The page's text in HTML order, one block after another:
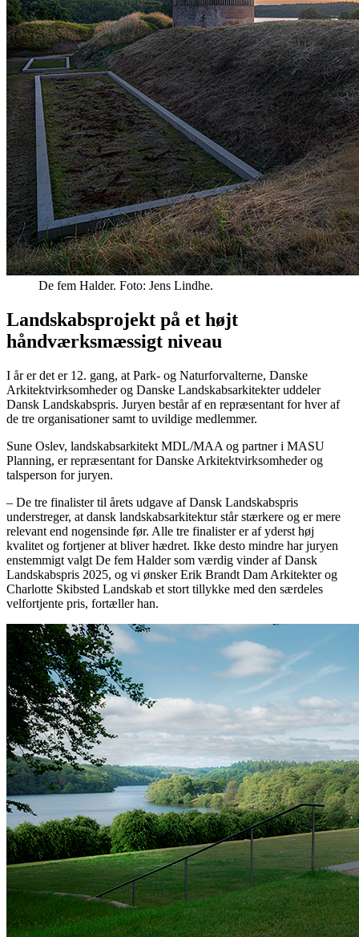
De fem Halder. Foto: Jens Lindhe.
Landskabsprojekt på et højt
håndværksmæssigt niveau
I år er det er 12. gang, at Park- og Naturforvalterne, Danske
Arkitektvirksomheder og Danske Landskabsarkitekter uddeler
Dansk Landskabspris. Juryen består af en repræsentant for hver af
de tre organisationer samt to uvildige medlemmer.
Sune Oslev, landskabsarkitekt MDL/MAA og partner i MASU
Planning, er repræsentant for Danske Arkitektvirksomheder og
talsperson for juryen.
– De tre finalister til årets udgave af Dansk Landskabspris
understreger, at dansk landskabsarkitektur står stærkere og er mere
relevant end nogensinde før. Alle tre finalister er af yderst høj
kvalitet og fortjener at bliver hædret. Ikke desto mindre har juryen
enstemmigt valgt De fem Halder som værdig vinder af Dansk
Landskabspris 2025, og vi ønsker Erik Brandt Dam Arkitekter og
Charlotte Skibsted Landskab et stort tillykke med den særdeles
velfortjente pris, fortæller han.